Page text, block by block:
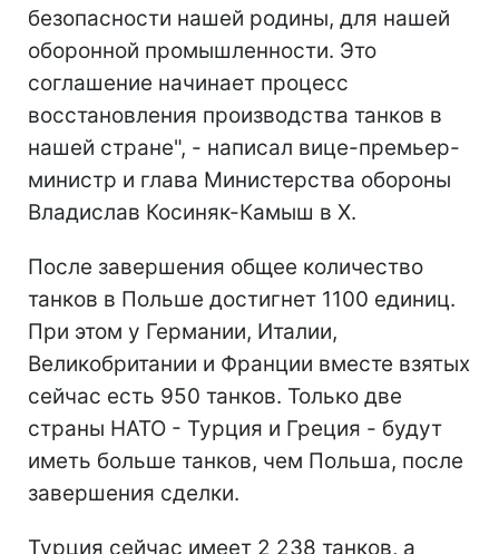
безопасности нашей родины, для нашей
оборонной промышленности. Это
соглашение начинает процесс
восстановления производства танков в
нашей стране", - написал вице-премьер-
министр и глава Министерства обороны
Владислав Косиняк-Камыш в X.
После завершения общее количество
танков в Польше достигнет 1100 единиц.
При этом у Германии, Италии,
Великобритании и Франции вместе взятых
сейчас есть 950 танков. Только две
страны НАТО - Турция и Греция - будут
иметь больше танков, чем Польша, после
завершения сделки.
Турция сейчас имеет 2 238 танков, а